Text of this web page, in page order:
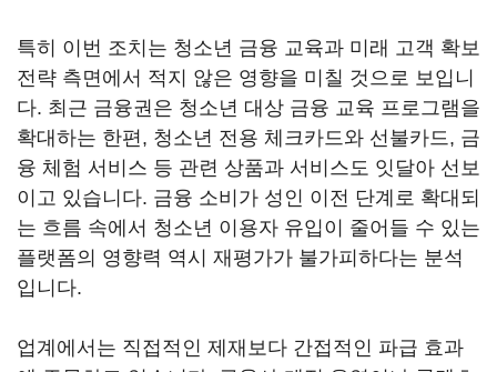
특히 이번 조치는 청소년 금융 교육과 미래 고객 확보
전략 측면에서 적지 않은 영향을 미칠 것으로 보입니
다. 최근 금융권은 청소년 대상 금융 교육 프로그램을
확대하는 한편, 청소년 전용 체크카드와 선불카드, 금
융 체험 서비스 등 관련 상품과 서비스도 잇달아 선보
이고 있습니다. 금융 소비가 성인 이전 단계로 확대되
는 흐름 속에서 청소년 이용자 유입이 줄어들 수 있는
플랫폼의 영향력 역시 재평가가 불가피하다는 분석
입니다.
업계에서는 직접적인 제재보다 간접적인 파급 효과